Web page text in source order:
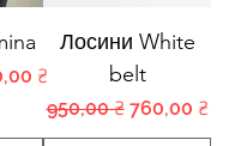
со скидкой
₴
Лосини White
belt
Обычная цена
950,00 ₴ Цена со
760,00 ₴